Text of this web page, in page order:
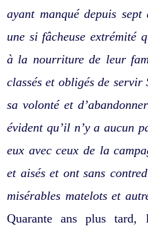
ayant manqué depuis
une si fâcheuse extrémité
à la nourriture de leur
classés et obligés de servir
sa volonté et
évident qu’il n’y a aucun
eux avec ceux de la
et aisés et ont sans
misérables matelots et
Quarante ans plus tard,